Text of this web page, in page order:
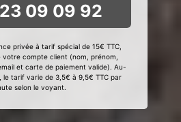
09 09 92
privée à tarif spécial de 15€ TTC,
votre compte client (nom, prénom,
et carte de paiement valide). Au-
le tarif varie de 3,5€ à 9,5€ TTC par
selon le voyant.